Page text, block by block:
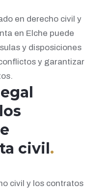
en derecho civil y
en Elche puede
y disposiciones
y garantizar
civil.
civil y los contratos